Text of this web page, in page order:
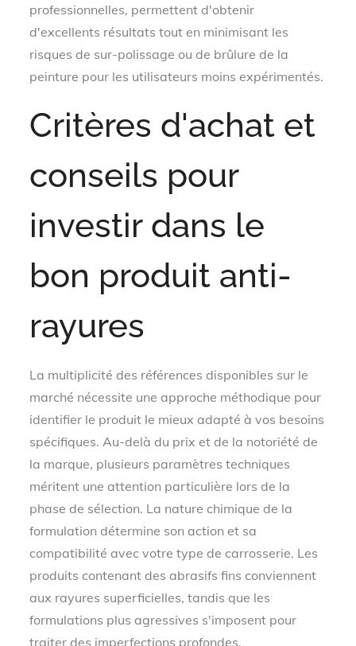
professionnelles, permettent d'obtenir
d'excellents résultats tout en minimisant les
risques de sur-polissage ou de brûlure de la
peinture pour les utilisateurs moins expérimentés.
Critères d'achat et
conseils pour
investir dans le
bon produit anti-
rayures
La multiplicité des références disponibles sur le
marché nécessite une approche méthodique pour
identifier le produit le mieux adapté à vos besoins
spécifiques. Au-delà du prix et de la notoriété de
la marque, plusieurs paramètres techniques
méritent une attention particulière lors de la
phase de sélection. La nature chimique de la
formulation détermine son action et sa
compatibilité avec votre type de carrosserie. Les
produits contenant des abrasifs fins conviennent
aux rayures superficielles, tandis que les
formulations plus agressives s'imposent pour
traiter des imperfections profondes.